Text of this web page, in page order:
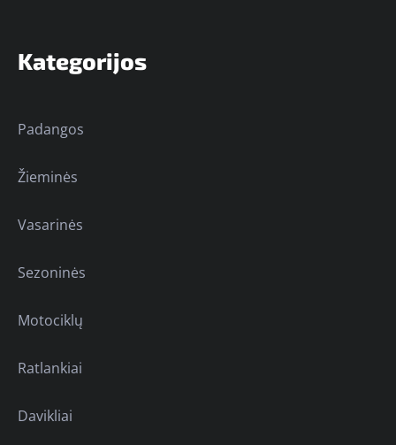
Kategorijos
Padangos
Žieminės
Vasarinės
Sezoninės
Motociklų
Ratlankiai
Davikliai